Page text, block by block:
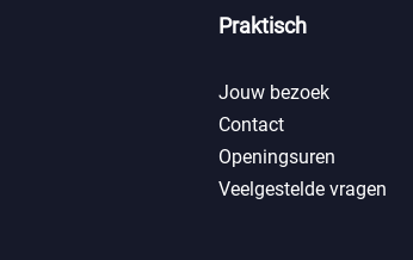
Praktisch
Jouw bezoek
Contact
Openingsuren
Veelgestelde vragen